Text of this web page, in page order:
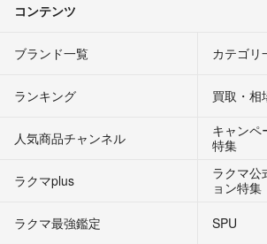
コンテンツ
ブランド一覧 カテゴリ
ランキング 買取・相
人気商品チャンネル
キャンペ
特集
ラクマplus
ラクマ公
ョン特集
ラクマ最強鑑定
SPU